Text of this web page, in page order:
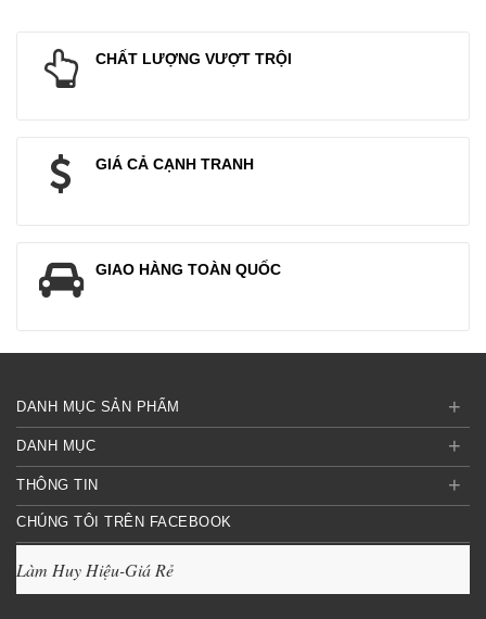
CHẤT LƯỢNG VƯỢT TRỘI
GIÁ CẢ CẠNH TRANH
GIAO HÀNG TOÀN QUỐC
DANH MỤC SẢN PHẨM +
DANH MỤC +
THÔNG TIN +
CHÚNG TÔI TRÊN FACEBOOK
Làm Huy Hiệu-Giá Rẻ